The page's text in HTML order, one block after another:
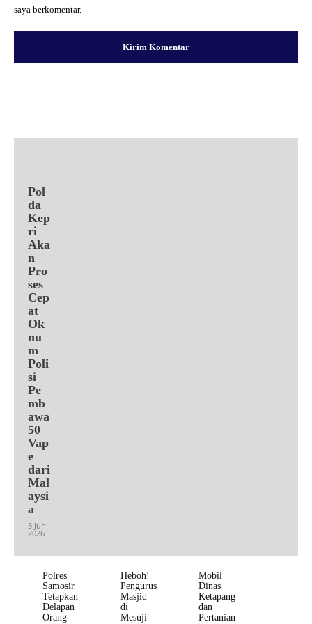
saya berkomentar.
Pol
da
Kep
ri
Aka
n
Pro
ses
Cep
at
Ok
nu
m
Poli
si
Pe
mb
awa
50
Vap
e
dari
Mal
aysi
a
3 Juni
2026
Polres
Samosir
Tetapkan
Delapan
Orang
Heboh!
Pengurus
Masjid
di
Mesuji
Mobil
Dinas
Ketapang
dan
Pertanian